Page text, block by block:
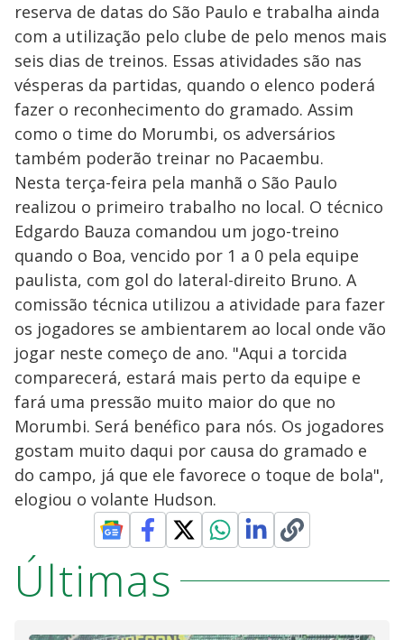
reserva de datas do São Paulo e trabalha ainda
com a utilização pelo clube de pelo menos mais
seis dias de treinos. Essas atividades são nas
vésperas da partidas, quando o elenco poderá
fazer o reconhecimento do gramado. Assim
como o time do Morumbi, os adversários
também poderão treinar no Pacaembu.
Nesta terça-feira pela manhã o São Paulo
realizou o primeiro trabalho no local. O técnico
Edgardo Bauza comandou um jogo-treino
quando o Boa, vencido por 1 a 0 pela equipe
paulista, com gol do lateral-direito Bruno. A
comissão técnica utilizou a atividade para fazer
os jogadores se ambientarem ao local onde vão
jogar neste começo de ano. "Aqui a torcida
comparecerá, estará mais perto da equipe e
fará uma pressão muito maior do que no
Morumbi. Será benéfico para nós. Os jogadores
gostam muito daqui por causa do gramado e
do campo, já que ele favorece o toque de bola",
elogiou o volante Hudson.
Últimas